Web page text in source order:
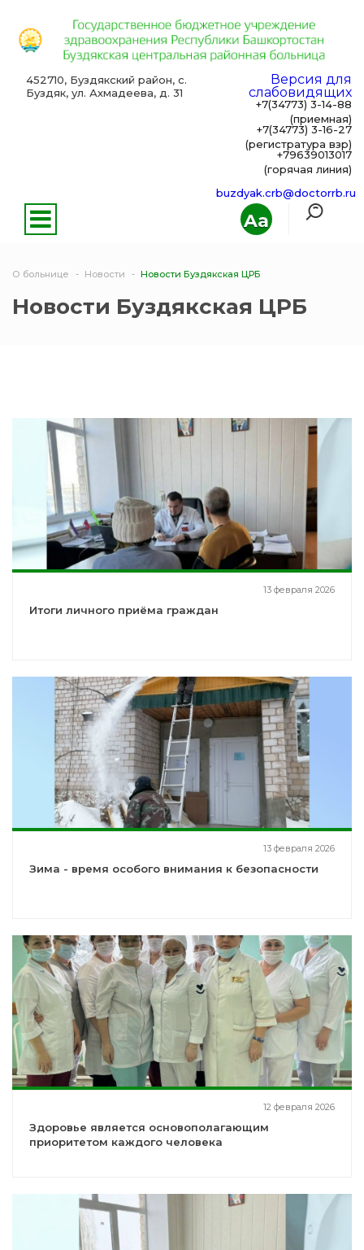
Aa
452710, Буздякский район, с.
Буздяк, ул. Ахмадеева, д. 31
Версия для
слабовидящих
+7(34773) 3-14-88
(приемная)
+7(34773) 3-16-27
(регистратура взр)
+79639013017
(горячая линия)
buzdyak.crb@doctorrb.ru
О больнице Новости Новости Буздякская ЦРБ
Новости Буздякская ЦРБ
13 февраля 2026
Итоги личного приёма граждан
13 февраля 2026
Зима - время особого внимания к безопасности
12 февраля 2026
Здоровье является основополагающим
приоритетом каждого человека